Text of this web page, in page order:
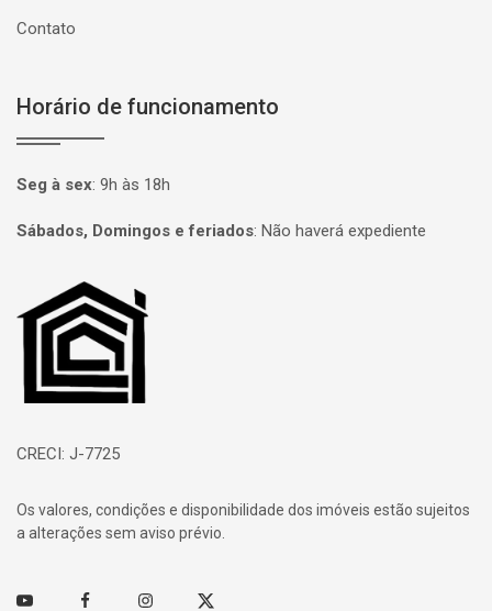
Contato
Horário de funcionamento
Seg à sex: 9h às 18h
Sábados, Domingos e feriados: Não haverá expediente
Página inicial
CRECI: J-7725
Os valores, condições e disponibilidade dos imóveis estão sujeitos
a alterações sem aviso prévio.
Youtube FacebookInstagramTwitter